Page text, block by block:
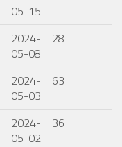
05-15
2024-
05-08
28
2024-
05-03
63
2024-
05-02
36